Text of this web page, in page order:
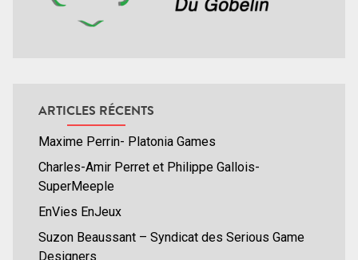
ARTICLES RÉCENTS
Maxime Perrin- Platonia Games
Charles-Amir Perret et Philippe Gallois-
SuperMeeple
EnVies EnJeux
Suzon Beaussant – Syndicat des Serious Game
Designers